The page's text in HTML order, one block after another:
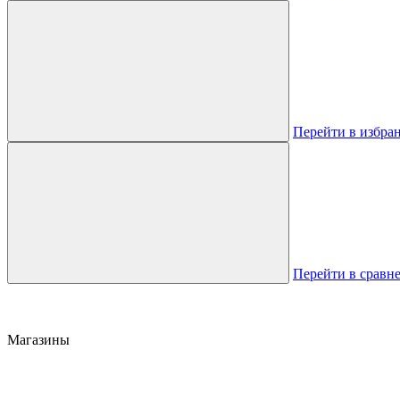
Перейти в
Перейти в
Магазины